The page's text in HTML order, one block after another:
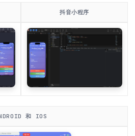
抖音小程序
和 IOS